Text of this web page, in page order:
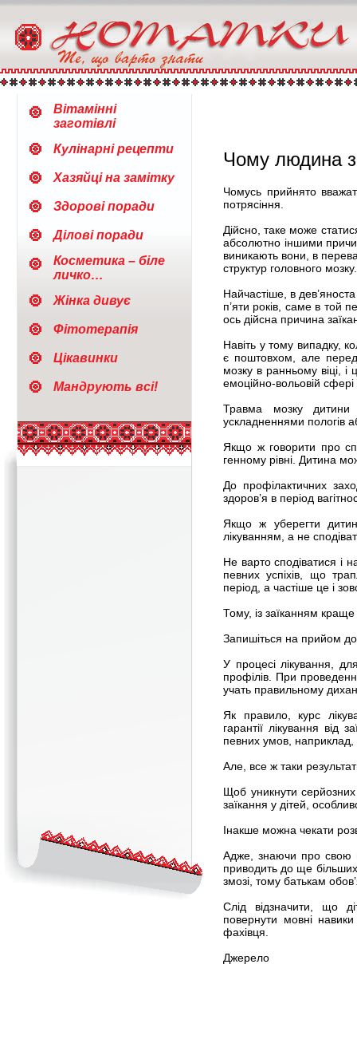
Вітамінні
заготівлі
Кулінарні рецепти
Хазяйці на замітку
Здорові поради
Ділові поради
Косметика – біле
личко…
Жінка дивує
Фітотерапія
Цікавинки
Мандрують всі!
Чому людина
Чомусь прийнято
потрясіння.
Дійсно, таке може
абсолютно іншими
виникають вони, в
структур головного мозку.
Найчастіше, в дев’яноста
п’яти років, саме в той
ось дійсна причина
Навіть у тому випадку,
є поштовхом, але
мозку в ранньому віці,
емоційно-вольовій сфері
Травма мозку дитини
ускладненнями пологів
Якщо ж говорити про
генному рівні. Дитина
До профілактичних
здоров’я в період
Якщо ж уберегти
лікуванням, а не
Не варто сподіватися і
певних успіхів, що
період, а частіше це і
Тому, із заїканням
Запишіться на прийом до
У процесі лікування,
профілів. При
учать правильному
Як правило, курс
гарантії лікування
певних умов, наприклад,
Але, все ж таки
Щоб уникнути
заїкання у дітей,
Інакше можна чекати
Адже, знаючи про свою
приводить до ще
змозі, тому батькам
Слід відзначити, що
повернути мовні
фахівця.
Джерело